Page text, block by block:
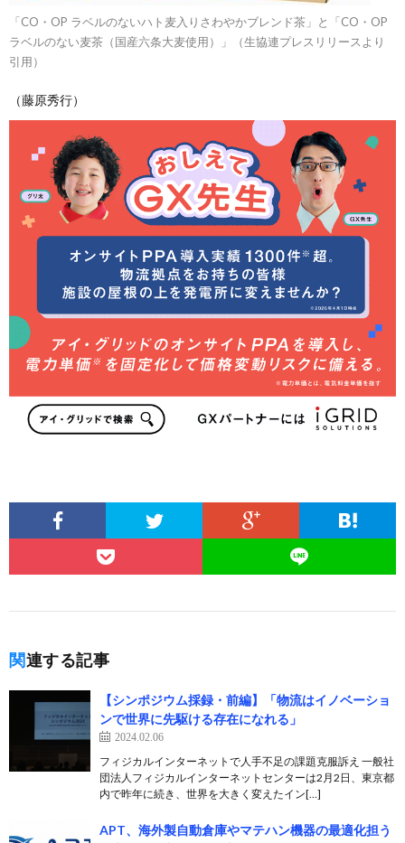
「CO・OP ラベルのないハト麦入りさわやかブレンド茶」と「CO・OP
ラベルのない麦茶（国産六条大麦使用）」（生協連プレスリリースより
引用）
（藤原秀行）
関連する記事
【シンポジウム採録・前編】「物流はイノベーショ
ンで世界に先駆ける存在になれる」
2024.02.06
フィジカルインターネットで人手不足の課題克服訴え 一般社
団法人フィジカルインターネットセンターは2月2日、東京都
内で昨年に続き、世界を大きく変えたイン[…]
APT、海外製自動倉庫やマテハン機器の最適化担う